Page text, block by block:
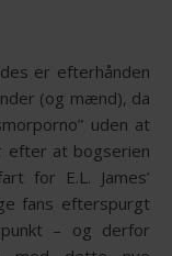
(og mænd), da
uden at
efter at bogserien
for E.L. James’
fans efterspurgt
– og derfor